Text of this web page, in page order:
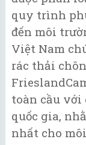
quy trình
đến môi
Việt Nam
rác thải
toàn cầu
quốc gia,
nhất cho